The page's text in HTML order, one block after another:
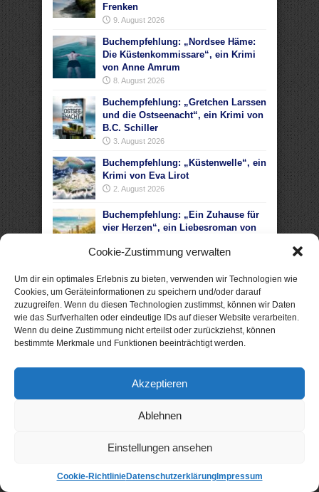
Cookie-Zustimmung verwalten
Um dir ein optimales Erlebnis zu bieten, verwenden wir Technologien wie
Cookies, um Geräteinformationen zu speichern und/oder darauf
zuzugreifen. Wenn du diesen Technologien zustimmst, können wir Daten
wie das Surfverhalten oder eindeutige IDs auf dieser Website verarbeiten.
Wenn du deine Zustimmung nicht erteilst oder zurückziehst, können
bestimmte Merkmale und Funktionen beeinträchtigt werden.
Akzeptieren
Ablehnen
Einstellungen ansehen
Cookie-RichtlinieDatenschutzerklärungImpressum
Frenken
9. August 2026
Buchempfehlung: „Nordsee Häme:
Die Küstenkommissare“, ein Krimi
von Anne Amrum
8. August 2026
Buchempfehlung: „Gretchen Larssen
und die Ostseenacht“, ein Krimi von
B.C. Schiller
3. August 2026
Buchempfehlung: „Küstenwelle“, ein
Krimi von Eva Lirot
2. August 2026
Buchempfehlung: „Ein Zuhause für
vier Herzen“, ein Liebesroman von
1. August 2026